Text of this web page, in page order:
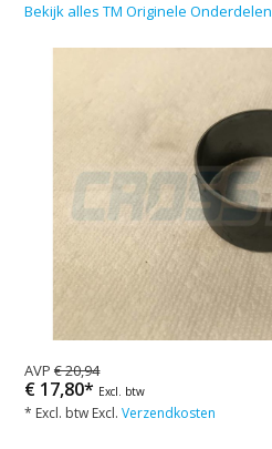
Bekijk alles TM Originele Onderdelen
AVP€ 20,94
€ 17,80* Excl. btw
* Excl. btw Excl.Verzendkosten